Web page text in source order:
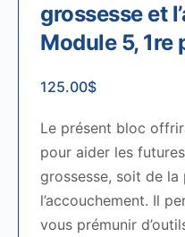
grossesse et
Module 5, 1re
125.00$
Le présent bloc
pour aider les
grossesse, soit de la
l’accouchement. Il
vous prémunir